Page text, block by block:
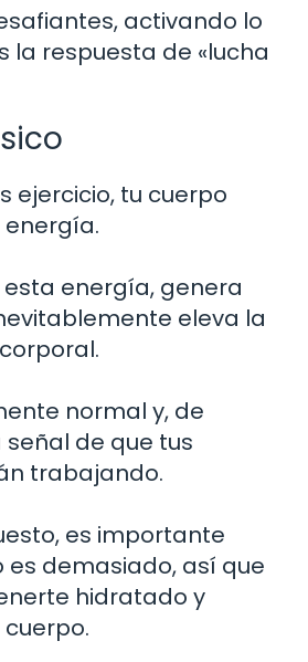
activando lo
la respuesta de «lucha
ejercicio, tu cuerpo
energía, genera
eleva la
normal y, de
señal de que tus
trabajando.
es importante
demasiado, así que
hidratado y